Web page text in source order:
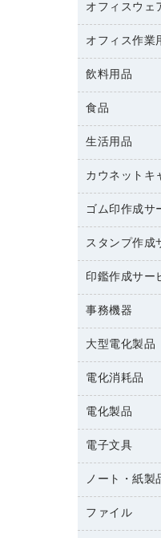
ＵＳＢハ
ＯＡフィ
ＯＡクリ
ＬＡＮケ
ＨＤＤ／
ディスプ
ロッカー
その他収
オフィス
オフィスウェ
医療・介
ブラウス
アウター
オフィス作業
養生用品
防災用備
台車・脚立
倉庫収納
作業用雑
梱包用品
梱包用テ
園芸用品
ペット用品
飲料用品
緑茶飲料
茶葉・イ
紅茶・バ
レギュラ
ミルク・
ソフトド
コーヒー
インスタ
食品
食品
生活用品
浴室用品
台所用洗剤
掃除用品
掃除用洗剤
洗濯用品
消臭・芳
殺虫剤
飲食用消耗
ハンドソ
トイレ用
トイレ用
カウネットキ
カウネッ
ゴム印作成サ
ゴム印作
ゴム印（
ゴム印（
スタンプ作成
シヤチハ
カウネッ
印鑑作成サー
印鑑作成
事務機器
大型シュ
レーザー
ラミネー
ラミネータ
タイムレ
シュレッ
ＯＨＰ用品
大型電化製品
冷蔵庫・
テレビ・
電化消耗品
電球・蛍光
乾電池・
フィルム
デスクラ
アルバム
電化製品
掃除機・
空調・季
その他電
キッチン
電子文具
電卓
ラベルテ
ノート・紙製
封筒
ファイル